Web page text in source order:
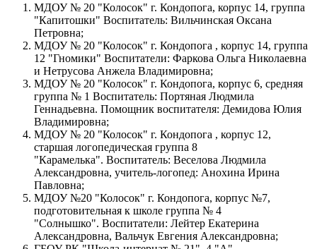
МДОУ № 20 "Колосок" г. Кондопога, корпус 14, группа
"Капитошки" Воспитатель: Вильчинская Оксана
Петровна;
МДОУ № 20 "Колосок" г. Кондопога , корпус 14, группа
12 "Гномики" Воспитатели: Фаркова Ольга Николаевна
и Нетрусова Анжела Владимировна;
МДОУ № 20 "Колосок" г. Кондопога, корпус 6, средняя
группа № 1 Воспитатель: Портяная Людмила
Геннадьевна. Помощник воспитателя: Демидова Юлия
Владимировна;
МДОУ № 20 "Колосок" г. Кондопога , корпус 12,
старшая логопедическая группа 8
"Карамелька". Воспитатель: Веселова Людмила
Александровна, учитель-логопед: Анохина Ирина
Павловна;
МДОУ №20 "Колосок" г. Кондопога, корпус №7,
подготовительная к школе группа № 4
"Солнышко". Воспитатели: Лейтер Екатерина
Александровна, Вальчук Евгения Александровна;